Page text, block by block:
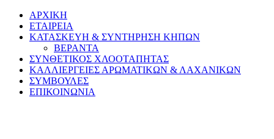
ΑΡΧΙΚΗ
ΕΤΑΙΡΕΙΑ
ΚΑΤΑΣΚΕΥΗ & ΣΥΝΤΗΡΗΣΗ ΚΗΠΩΝ
ΒΕΡΑΝΤΑ
ΣΥΝΘΕΤΙΚΟΣ ΧΛΟΟΤΑΠΗΤΑΣ
ΚΑΛΛΙΕΡΓΕΙΕΣ ΑΡΩΜΑΤΙΚΩΝ & ΛΑΧΑΝΙΚΩΝ
ΣΥΜΒΟΥΛΕΣ
ΕΠΙΚΟΙΝΩΝΙΑ